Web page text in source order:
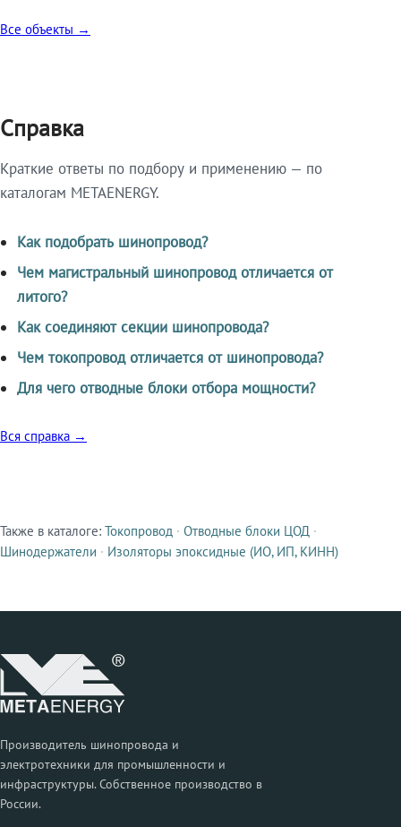
Все объекты →
Справка
Краткие ответы по подбору и применению — по
каталогам METAENERGY.
Как подобрать шинопровод?
Чем магистральный шинопровод отличается от
литого?
Как соединяют секции шинопровода?
Чем токопровод отличается от шинопровода?
Для чего отводные блоки отбора мощности?
Вся справка →
Смежные продукты
Также в каталоге: Токопровод · Отводные блоки ЦОД ·
Шинодержатели · Изоляторы эпоксидные (ИО, ИП, КИНН)
Производитель шинопровода и
электротехники для промышленности и
инфраструктуры. Собственное производство в
России.